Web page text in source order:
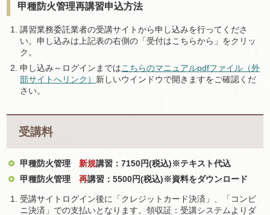
甲種防火管理再講習申込方法
講習業務委託業者の受講サイトから申し込みを行ってくださ
い。申し込みは上記表の右側の「受付はこちらから」をクリッ
ク。
申し込み～ログインまではこちらのマニュアルpdfファイル（外
部サイトへリンク） 新しいウインドウで開きますをご確認くだ
さい。
受講料
甲種防火管理 新規講習：7150円(税込)※テキスト代込
甲種防火管理 再講習：5500円(税込)※資料をダウンロード
受講サイトログイン後に「クレジットカード決済」、「コンビ
ニ決済」での支払いとなります。領収証：受講システムよりダ